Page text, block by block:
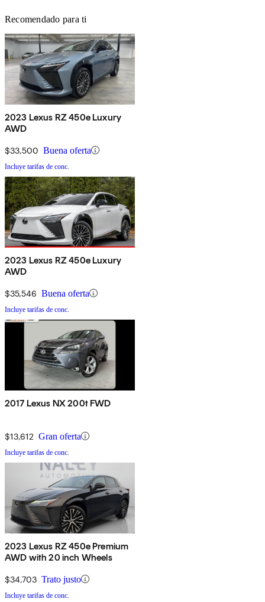
Recomendado para ti
2023 Lexus RZ 450e Luxury
AWD
$33,500 Buena oferta
Incluye tarifas de conc.
2023 Lexus RZ 450e Luxury
AWD
$35,546 Buena oferta
Incluye tarifas de conc.
2017 Lexus NX 200t FWD
$13,612 Gran oferta
Incluye tarifas de conc.
2023 Lexus RZ 450e Premium
AWD with 20 inch Wheels
$34,703 Trato justo
Incluye tarifas de conc.